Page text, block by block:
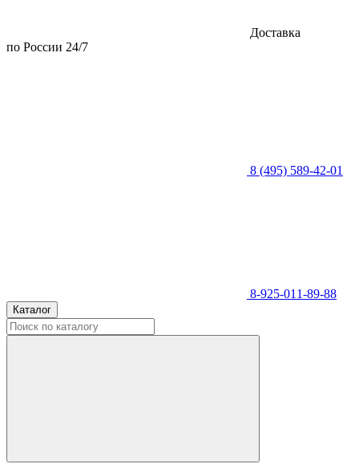
Доставка
по России 24/7
8 (495) 589-42-01
8-925-011-89-88
Каталог